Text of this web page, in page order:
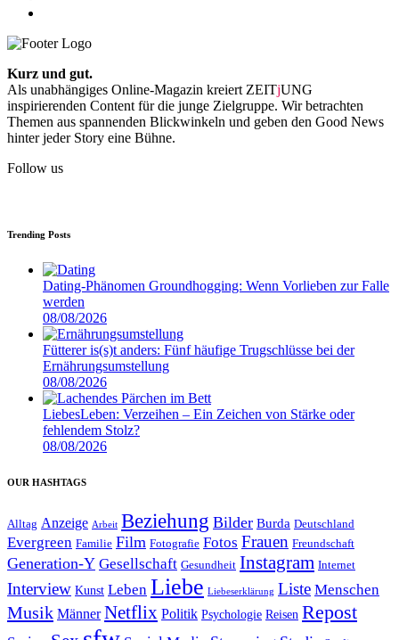
Kurz und gut.
Als unabhängiges Online-Magazin kreiert ZEITjUNG
inspirierenden Content für die junge Zielgruppe. Wir betrachten
Themen aus spannenden Blickwinkeln und geben den Good News
hinter jeder Story eine Bühne.
Follow us
Trending Posts
Dating-Phänomen Groundhogging: Wenn Vorlieben zur Falle
werden
08/08/2026
Fütterer is(s)t anders: Fünf häufige Trugschlüsse bei der
Ernährungsumstellung
08/08/2026
LiebesLeben: Verzeihen – Ein Zeichen von Stärke oder
fehlendem Stolz?
08/08/2026
OUR HASHTAGS
Alltag Anzeige Arbeit Beziehung Bilder Burda Deutschland
Evergreen Familie Film Fotografie Fotos Frauen Freundschaft
Generation-Y Gesellschaft Gesundheit Instagram Internet
Interview Kunst Leben Liebe Liebeserklärung Liste Menschen
Musik Männer Netflix Politik Psychologie Reisen Repost